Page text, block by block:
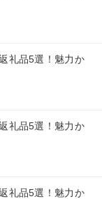
礼品5選！魅力か
礼品5選！魅力か
礼品5選！魅力か